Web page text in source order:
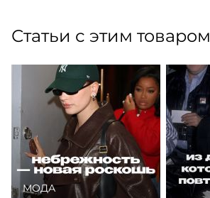
Статьи с этим товаром
МОДА